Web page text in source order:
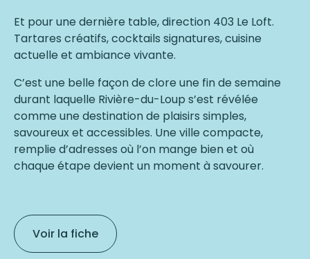
Et pour une dernière table, direction 403 Le Loft.
Tartares créatifs, cocktails signatures, cuisine
actuelle et ambiance vivante.
C’est une belle façon de clore une fin de semaine
durant laquelle Rivière-du-Loup s’est révélée
comme une destination de plaisirs simples,
savoureux et accessibles. Une ville compacte,
remplie d’adresses où l’on mange bien et où
chaque étape devient un moment à savourer.
Voir la fiche